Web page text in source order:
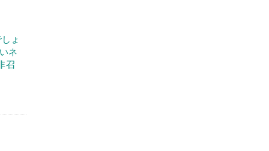
ょ
ネ
召